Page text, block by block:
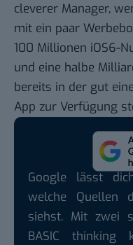
cleverer Manager,
mit ein paar
100 Millionen iOS6-
und eine halbe
bereits in der gut
App zur Verfügung
Google lässt
welche Quellen
siehst. Mit zwei
BASIC thinking